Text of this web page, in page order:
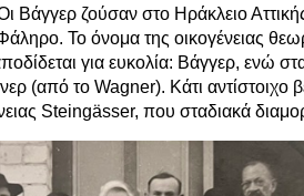
Βάγγερ ζούσαν στο Ηράκλειο
Το όνομα της οικογένειας
για ευκολία: Βάγγερ, ενώ
(από το Wagner). Κάτι αντίστοιχο
Steingässer, που σταδιακά